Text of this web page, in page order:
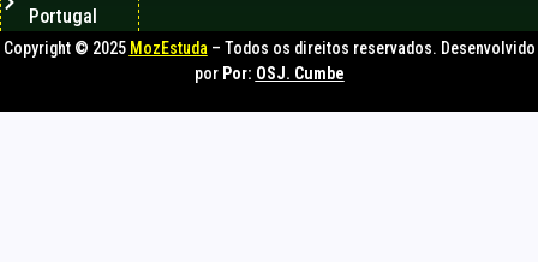
Portugal
Copyright © 2025 MozEstuda – Todos os direitos reservados. Desenvolvido
por Por: OSJ. Cumbe